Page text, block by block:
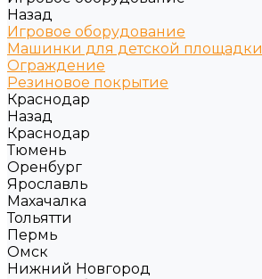
Назад
Игровое оборудование
Машинки для детской площадки
Ограждение
Резиновое покрытие
Краснодар
Назад
Краснодар
Тюмень
Оренбург
Ярославль
Махачалка
Тольятти
Пермь
Омск
Нижний Новгород